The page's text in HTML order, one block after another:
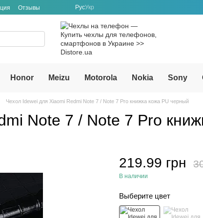
Отзывы РусУкр
Honor Meizu Motorola Nokia Sony
Чехол Idewei для Xiaomi Redmi Note 7 / Note 7 Pro книжка кожа PU черный
Note 7 / Note 7 Pro
219.99 грн
В наличии
Выберите цвет